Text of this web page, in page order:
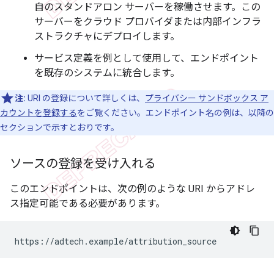
自のスタンドアロン サーバーを稼働させます。この
サーバーをクラウド プロバイダまたは内部インフラ
ストラクチャにデプロイします。
サービス定義を例として使用して、エンドポイント
を既存のシステムに統合します。
注: URI の登録について詳しくは、 プライバシー サンドボックス ア
カウントを登録するをご覧ください。エンドポイント名の例は、以降の
セクションで示すとおりです。
ソースの登録を受け入れる
このエンドポイントは、次の例のような URI からアドレ
ス指定可能である必要があります。